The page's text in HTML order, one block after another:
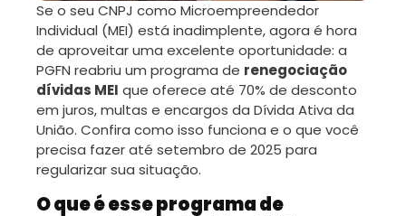
Se o seu CNPJ como Microempreendedor
Individual (MEI) está inadimplente, agora é hora
de aproveitar uma excelente oportunidade: a
PGFN reabriu um programa de renegociação
dívidas MEI que oferece até 70% de desconto
em juros, multas e encargos da Dívida Ativa da
União. Confira como isso funciona e o que você
precisa fazer até setembro de 2025 para
regularizar sua situação.
O que é esse programa de